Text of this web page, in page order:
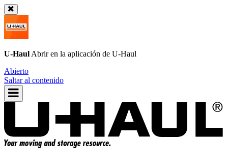
U-Haul Abrir en la aplicación de U-Haul
Abierto
Saltar al contenido